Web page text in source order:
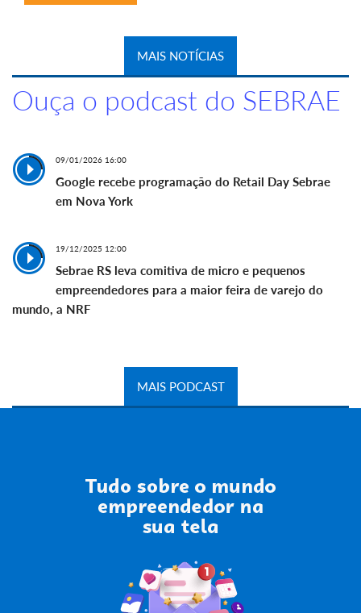
MAIS NOTÍCIAS
Ouça o podcast do SEBRAE
09/01/2026 16:00
Google recebe programação do Retail Day Sebrae
em Nova York
19/12/2025 12:00
Sebrae RS leva comitiva de micro e pequenos
empreendedores para a maior feira de varejo do
mundo, a NRF
MAIS PODCAST